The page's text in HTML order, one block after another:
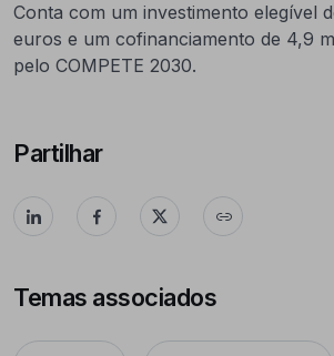
Conta com um investimento elegível
euros e um cofinanciamento de 4,9
pelo COMPETE 2030.
Partilhar
Temas associados